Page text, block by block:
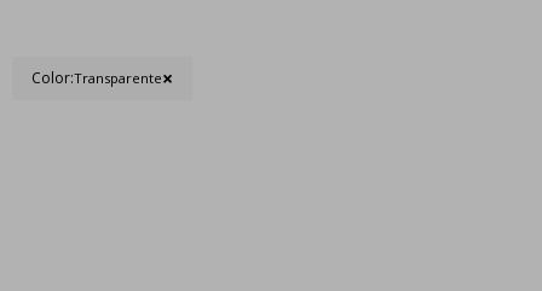
Color:Transparente